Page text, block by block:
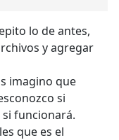
lo de antes,
y agregar
imagino que
si
funcionará.
que es el